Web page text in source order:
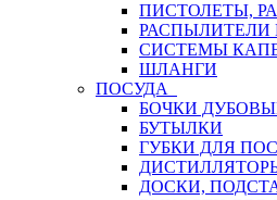
ПИСТОЛЕТЫ,
РАСПЫЛИТЕЛИ
СИСТЕМЫ
ШЛАНГИ
ПОСУДА
БОЧКИ
БУТЫЛКИ
ГУБКИ ДЛЯ
ДОСКИ,